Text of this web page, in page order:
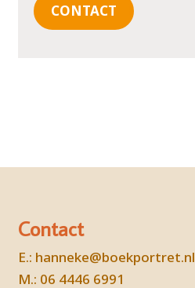
CONTACT
Contact
E.: hanneke@boekportret.nl
M.: 06 4446 6991